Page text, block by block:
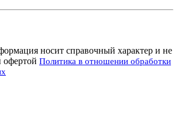
носит справочный характер и не
офертой Политика в отношении обработки